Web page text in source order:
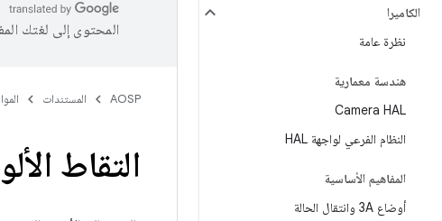
الكاميرا
نظرة عامة
هندسة معمارية
Camera HAL
النظام الفرعي لواجهة HAL
المفاهيم الأساسية
أوضاع 3A وانتقال الحالة
المحتوى إلى لغتك
AOSP المستندات
التقاط